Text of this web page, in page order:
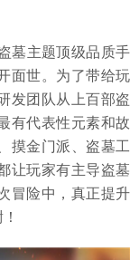
墓主题顶级品质手
面世。为了带给玩
发团队从上百部盗
有代表性元素和故
摸金门派、盗墓工
让玩家有主导盗墓
冒险中，真正提升